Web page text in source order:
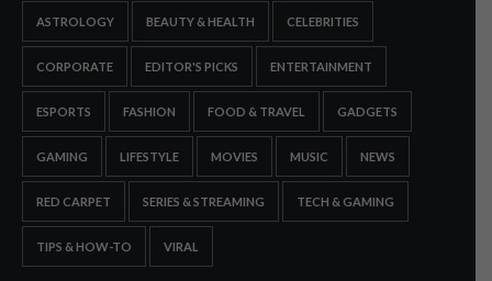
ASTROLOGY BEAUTY & HEALTH CELEBRITIES
CORPORATE EDITOR'S PICKS ENTERTAINMENT
ESPORTS FASHION FOOD & TRAVEL GADGETS
GAMING LIFESTYLE MOVIES MUSIC NEWS
RED CARPET SERIES & STREAMING TECH & GAMING
TIPS & HOW-TO VIRAL